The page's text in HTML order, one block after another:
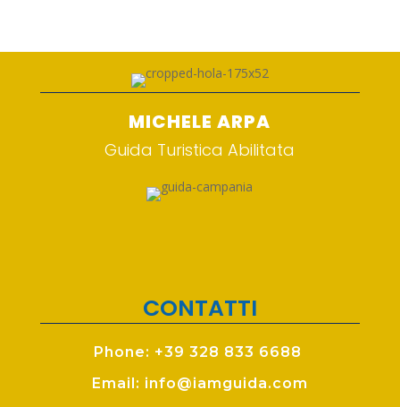
MICHELE ARPA
Guida Turistica Abilitata
CONTATTI
Phone: +39 328 833 6688
Email: info@iamguida.com